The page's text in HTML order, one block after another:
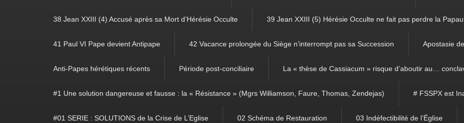
38 Jean XXIII (4) Accusé après sa Mort d’Hérésie Occulte 39 Jean XXIII (5) Hérésie Occulte ne fait pas perdre la
41 Paul VI Pape devient Antipape 42 Vacance prolongée du Siège n’interrompt pas sa Succession Apostasie
Anti-Papes hérétiques récents Période post-conciliaire La « thèse de Cassiacum » risque d’aboutir au…
#1 Une solution dangereuse et fausse : la « Résistance » (Mgrs Williamson, Faure, Thomas, Zendejas) # FSSPX est
#01 SERIE : SOLUTIONS de la Crise de L’Eglise 02 Schéma de Restauration 03 Indéfectibilité de l’Église